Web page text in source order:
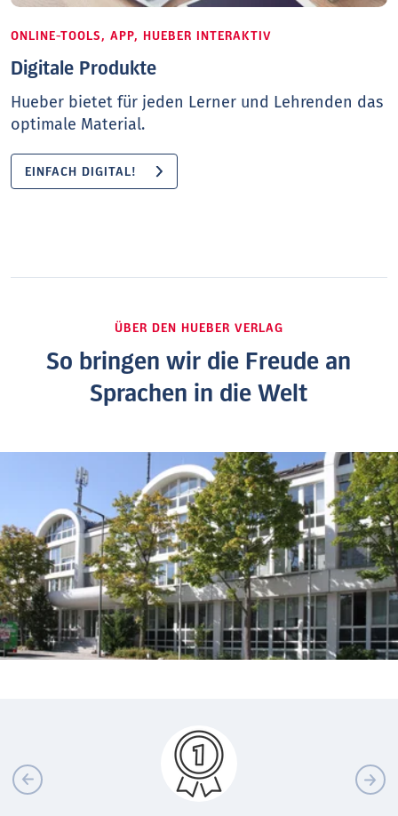
ONLINE-TOOLS, APP, HUEBER INTERAKTIV
Digitale Produkte
Hueber bietet für jeden Lerner und Lehrenden das
optimale Material.
EINFACH DIGITAL!
ÜBER DEN HUEBER VERLAG
So bringen wir die Freude an
Sprachen in die Welt